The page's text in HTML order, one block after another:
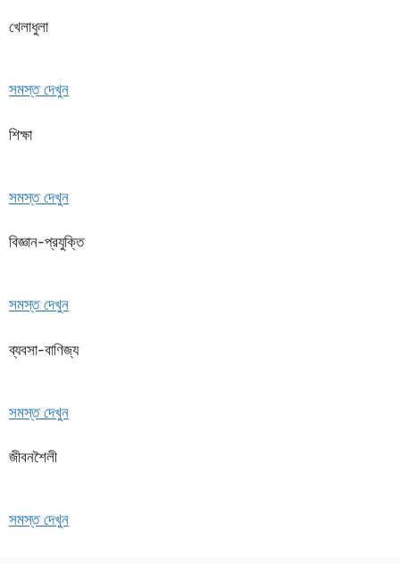
খেলাধুলা
সমস্ত দেখুন
শিক্ষা
সমস্ত দেখুন
বিজ্ঞান-প্রযুক্তি
সমস্ত দেখুন
ব্যবসা-বাণিজ্য
সমস্ত দেখুন
জীবনশৈলী
সমস্ত দেখুন